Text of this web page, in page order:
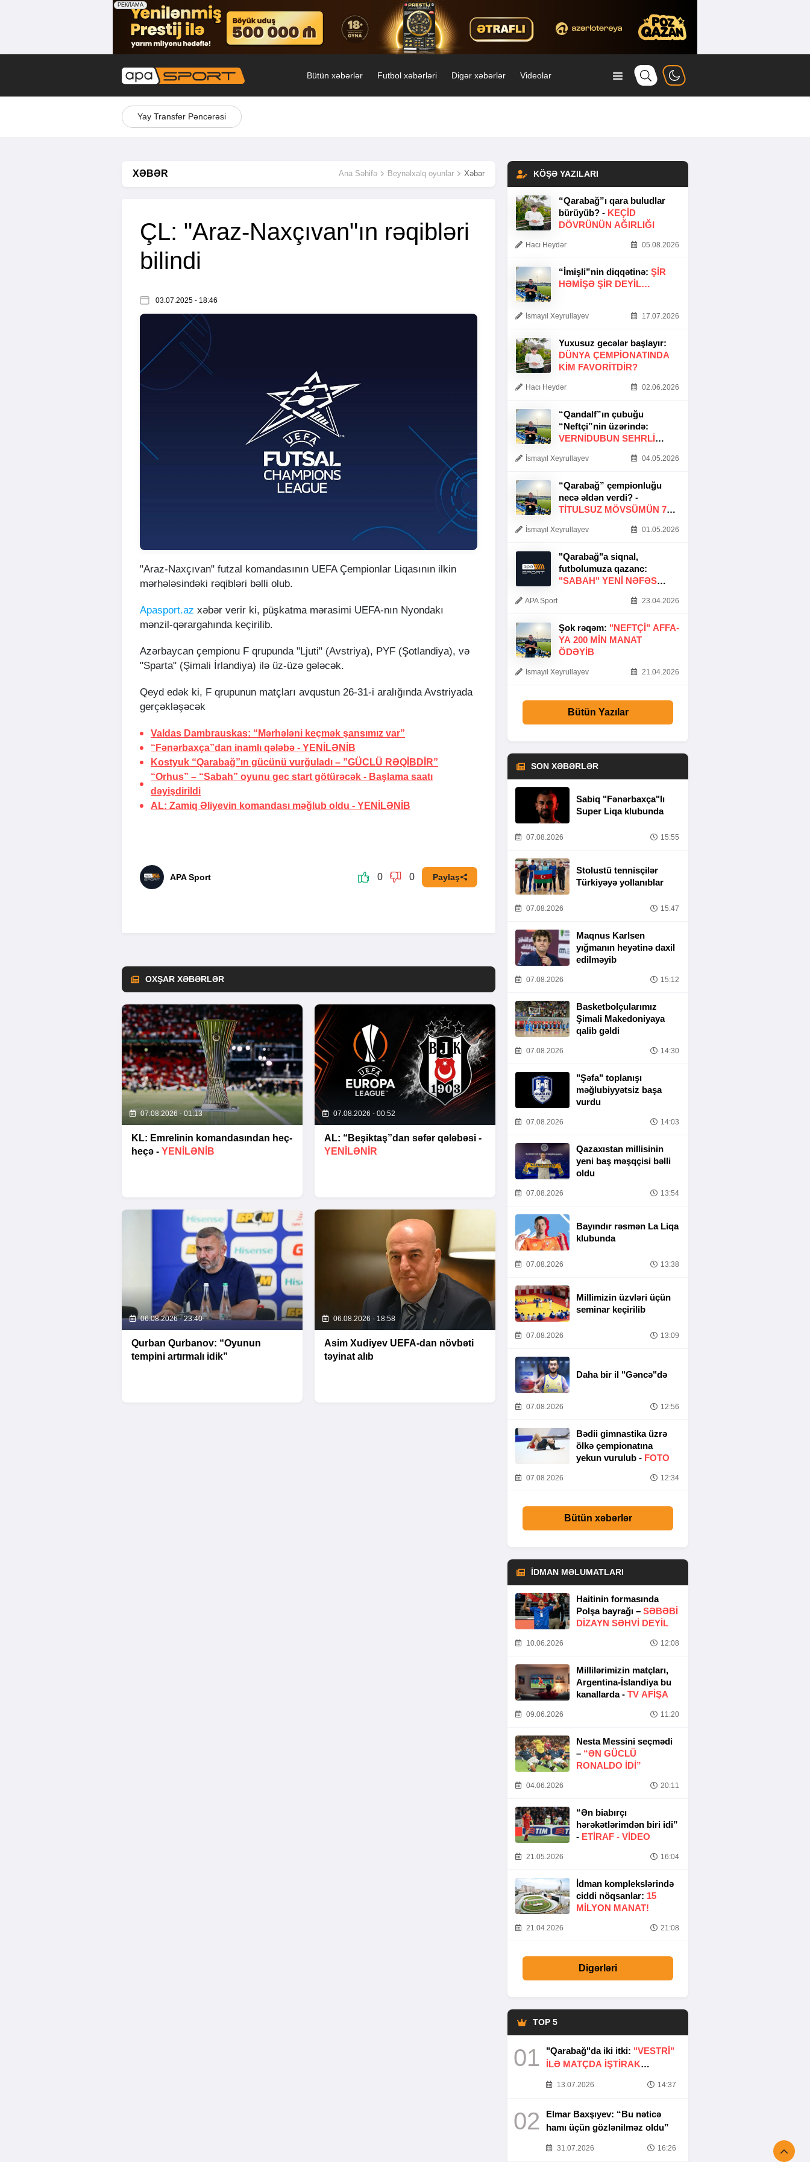
Bütün xəbərlər Futbol xəbərləri Digər xəbərlər Videolar
Yay Transfer Pəncərəsi
XƏBƏR Ana Səhifə Beynəlxalq oyunlar Xəbər
ÇL: "Araz-Naxçıvan"ın rəqibləri
bilindi
03.07.2025 - 18:46
"Araz-Naxçıvan" futzal komandasının UEFA Çempionlar Liqasının ilkin
mərhələsindəki rəqibləri bəlli olub.
Apasport.az xəbər verir ki, püşkatma mərasimi UEFA-nın Nyondakı
mənzil-qərargahında keçirilib.
Azərbaycan çempionu F qrupunda "Ljuti" (Avstriya), PYF (Şotlandiya), və
"Sparta" (Şimali İrlandiya) ilə üz-üzə gələcək.
Qeyd edək ki, F qrupunun matçları avqustun 26-31-i aralığında Avstriyada
gerçəkləşəcək
Valdas Dambrauskas: “Mərhələni keçmək şansımız var”
“Fənərbaxça”dan inamlı qələbə - YENİLƏNİB
Kostyuk “Qarabağ”ın gücünü vurğuladı – ”GÜCLÜ RƏQİBDİR”
“Orhus” – “Sabah” oyunu gec start götürəcək - Başlama saatı
dəyişdirildi
AL: Zamiq Əliyevin komandası məğlub oldu - YENİLƏNİB
APA Sport 0 0 Paylaş
OXŞAR XƏBƏRLƏR
07.08.2026 - 01:13
KL: Emrelinin komandasından heç-
heçə - YENİLƏNİB
07.08.2026 - 00:52
AL: “Beşiktaş”dan səfər qələbəsi -
YENİLƏNİR
06.08.2026 - 23:40
Qurban Qurbanov: “Oyunun
tempini artırmalı idik”
06.08.2026 - 18:58
Asim Xudiyev UEFA-dan növbəti
təyinat alıb
KÖŞƏ YAZILARI
“Qarabağ”ı qara buludlar
bürüyüb? - KEÇID
DÖVRÜNÜN AĞIRLIĞI
Hacı Heydər 05.08.2026
“İmişli”nin diqqətinə: ŞIR
HƏMIŞƏ ŞIR DEYIL…
İsmayıl Xeyrullayev 17.07.2026
Yuxusuz gecələr başlayır:
DÜNYA ÇEMPIONATINDA
KIM FAVORITDIR?
Hacı Heydər 02.06.2026
“Qandalf”ın çubuğu
“Neftçi”nin üzərində:
VERNİDUBUN SEHRLİ
İsmayıl Xeyrullayev 04.05.2026
“Qarabağ” çempionluğu
necə əldən verdi? -
TITULSUZ MÖVSÜMÜN 7
İsmayıl Xeyrullayev 01.05.2026
"Qarabağ"a siqnal,
futbolumuza qazanc:
"SABAH" YENI NƏFƏS
APA Sport 23.04.2026
Şok rəqəm: "NEFTÇI" AFFA-
YA 200 MIN MANAT
ÖDƏYIB
İsmayıl Xeyrullayev 21.04.2026
Bütün Yazılar
SON XƏBƏRLƏR
Sabiq "Fənərbaxça"lı
Super Liqa klubunda
07.08.2026 15:55
Stolustü tennisçilər
Türkiyəyə yollanıblar
07.08.2026 15:47
Maqnus Karlsen
yığmanın heyətinə daxil
edilməyib
07.08.2026 15:12
Basketbolçularımız
Şimali Makedoniyaya
qalib gəldi
07.08.2026 14:30
"Şəfa" toplanışı
məğlubiyyətsiz başa
vurdu
07.08.2026 14:03
Qazaxıstan millisinin
yeni baş məşqçisi bəlli
oldu
07.08.2026 13:54
Bayındır rəsmən La Liqa
klubunda
07.08.2026 13:38
Millimizin üzvləri üçün
seminar keçirilib
07.08.2026 13:09
Daha bir il "Gəncə"də
07.08.2026 12:56
Bədii gimnastika üzrə
ölkə çempionatına
yekun vurulub - FOTO
07.08.2026 12:34
Bütün xəbərlər
İDMAN MƏLUMATLARI
Haitinin formasında
Polşa bayrağı – SƏBƏBI
DIZAYN SƏHVI DEYIL
10.06.2026 12:08
Millilərimizin matçları,
Argentina-İslandiya bu
kanallarda - TV AFİŞA
09.06.2026 11:20
Nesta Messini seçmədi
– “ƏN GÜCLÜ
RONALDO IDI”
04.06.2026 20:11
“Ən biabırçı
hərəkətlərimdən biri idi”
- ETIRAF - VİDEO
21.05.2026 16:04
İdman komplekslərində
ciddi nöqsanlar: 15
MILYON MANAT!
21.04.2026 21:08
Digərləri
TOP 5
01 "Qarabağ"da iki itki: "VESTRİ"
İLƏ MATÇDA İŞTİRAK
13.07.2026 14:37
02
Elmar Baxşıyev: “Bu nəticə
hamı üçün gözlənilməz oldu”
31.07.2026 16:26